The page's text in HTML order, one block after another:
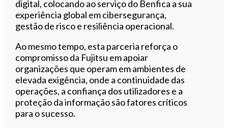
digital, colocando ao serviço do Benfica a sua
experiência global em cibersegurança,
gestão de risco e resiliência operacional.
Ao mesmo tempo, esta parceria reforça o
compromisso da Fujitsu em apoiar
organizações que operam em ambientes de
elevada exigência, onde a continuidade das
operações, a confiança dos utilizadores e a
proteção da informação são fatores críticos
para o sucesso.